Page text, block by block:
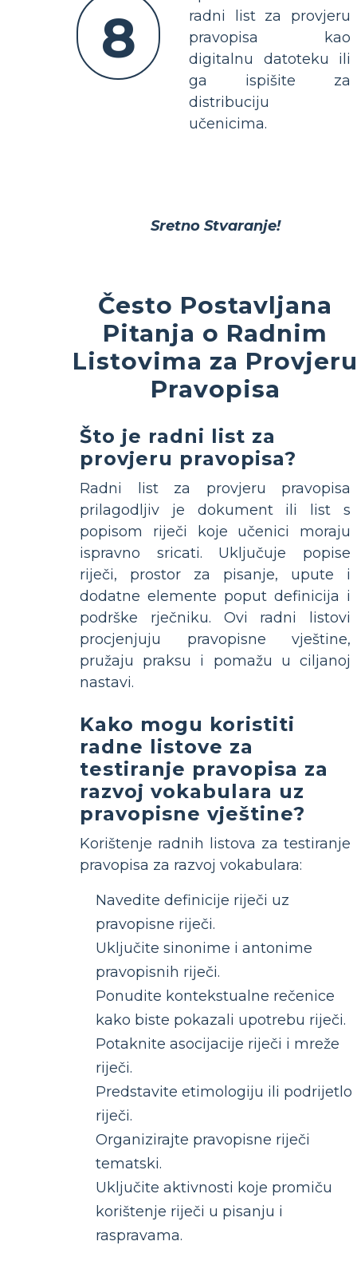
8
radni list za provjeru
pravopisa kao
digitalnu datoteku ili
ga ispišite za
distribuciju
učenicima.
Sretno Stvaranje!
Često Postavljana
Pitanja o Radnim
Listovima za Provjeru
Pravopisa
Što je radni list za
provjeru pravopisa?
Radni list za provjeru pravopisa
prilagodljiv je dokument ili list s
popisom riječi koje učenici moraju
ispravno sricati. Uključuje popise
riječi, prostor za pisanje, upute i
dodatne elemente poput definicija i
podrške rječniku. Ovi radni listovi
procjenjuju pravopisne vještine,
pružaju praksu i pomažu u ciljanoj
nastavi.
Kako mogu koristiti
radne listove za
testiranje pravopisa za
razvoj vokabulara uz
pravopisne vještine?
Korištenje radnih listova za testiranje
pravopisa za razvoj vokabulara:
Navedite definicije riječi uz
pravopisne riječi.
Uključite sinonime i antonime
pravopisnih riječi.
Ponudite kontekstualne rečenice
kako biste pokazali upotrebu riječi.
Potaknite asocijacije riječi i mreže
riječi.
Predstavite etimologiju ili podrijetlo
riječi.
Organizirajte pravopisne riječi
tematski.
Uključite aktivnosti koje promiču
korištenje riječi u pisanju i
raspravama.